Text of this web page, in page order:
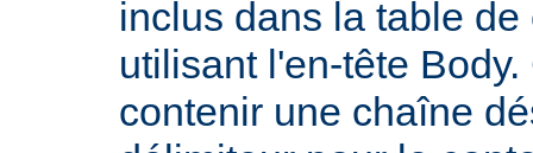
inclus dans la table
utilisant l'en-tête
contenir une chaîne